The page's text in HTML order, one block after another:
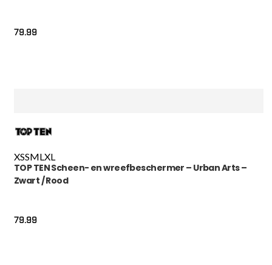
79.99
XSSML XL
TOP TEN Scheen- en wreefbeschermer – Urban Arts –
Zwart / Rood
79.99